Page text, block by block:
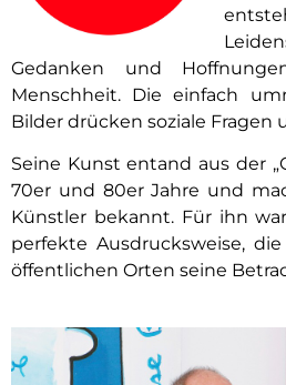
Gedanken und
Menschheit. Die einfach
Bilder drücken soziale Fragen
Seine Kunst entand aus der
70er und 80er Jahre und
Künstler bekannt. Für ihn
perfekte Ausdrucksweise,
öffentlichen Orten seine